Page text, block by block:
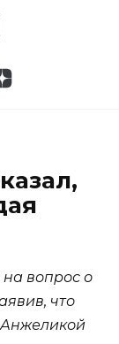
на вопрос о
что
Анжеликой